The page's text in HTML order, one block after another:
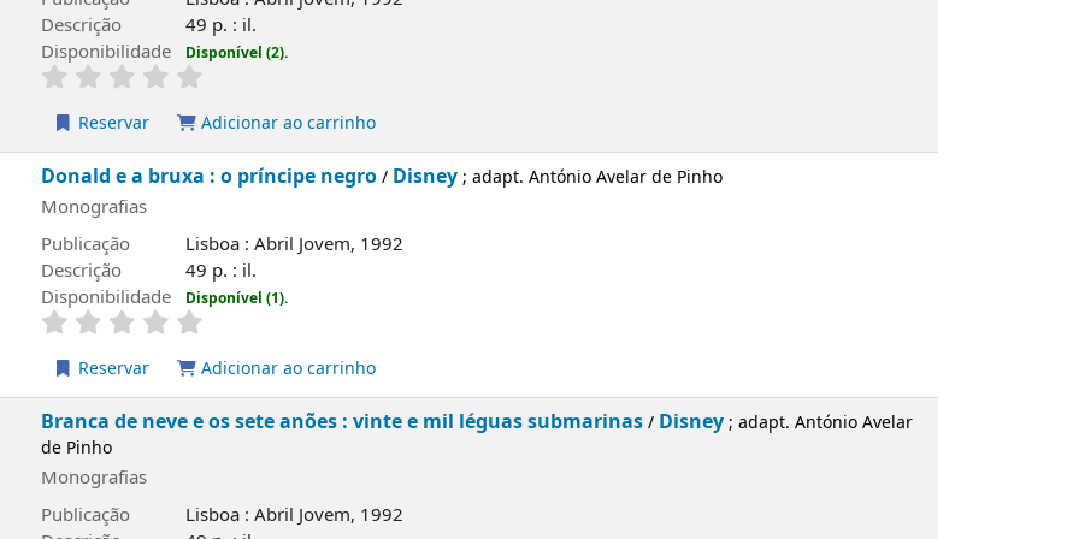
49 p. : il.
Disponível (2).
Adicionar ao carrinho
a bruxa : o príncipe negro/Disney; adapt. António Avelar de Pinho
Lisboa : Abril Jovem, 1992
49 p. : il.
Disponível (1).
Adicionar ao carrinho
de neve e os sete anões : vinte e mil léguas submarinas/Disney; adapt. António Avelar de Pinho
Lisboa : Abril Jovem, 1992
49 p. : il.